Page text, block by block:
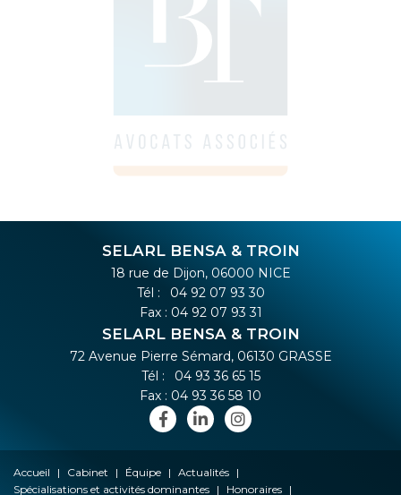
SELARL BENSA & TROIN
18 rue de Dijon, 06000 NICE
Tél :
04 92 07 93 30
Fax : 04 92 07 93 31
SELARL BENSA & TROIN
72 Avenue Pierre Sémard, 06130 GRASSE
Tél :
04 93 36 65 15
Fax : 04 93 36 58 10
Accueil Cabinet Équipe
Actualités
Spécialisations et activités dominantes
Honoraires